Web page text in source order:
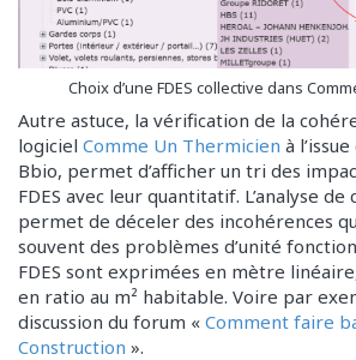
Choix d’une FDES collective dans
Autre astuce, la vérification de la
logiciel Comme Un Thermicien à
Bbio, permet d’afficher un tri des
FDES avec leur quantitatif. L’analyse
permet de déceler des incohérences
souvent des problèmes d’unité
FDES sont exprimées en mètre
en ratio au m² habitable. Voire par
discussion du forum « Comment faire
Construction ».